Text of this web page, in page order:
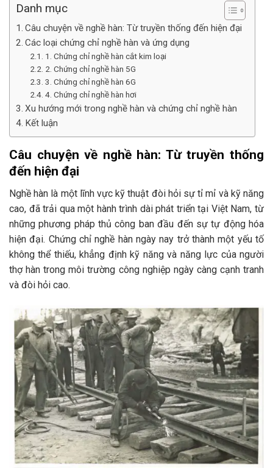
Danh mục
Câu chuyện về nghề hàn: Từ truyền thống đến hiện đại
Các loại chứng chỉ nghề hàn và ứng dụng
1. Chứng chỉ nghề hàn cắt kim loại
2. Chứng chỉ nghề hàn 5G
3. Chứng chỉ nghề hàn 6G
4. Chứng chỉ nghề hàn hơi
Xu hướng mới trong nghề hàn và chứng chỉ nghề hàn
Kết luận
Câu chuyện về nghề hàn: Từ truyền thống
đến hiện đại
Nghề hàn là một lĩnh vực kỹ thuật đòi hỏi sự tỉ mỉ và kỹ năng
cao, đã trải qua một hành trình dài phát triển tại Việt Nam, từ
những phương pháp thủ công ban đầu đến sự tự động hóa
hiện đại. Chứng chỉ nghề hàn ngày nay trở thành một yếu tố
không thể thiếu, khẳng định kỹ năng và năng lực của người
thợ hàn trong môi trường công nghiệp ngày càng cạnh tranh
và đòi hỏi cao.